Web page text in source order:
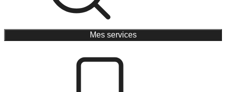
Mes services